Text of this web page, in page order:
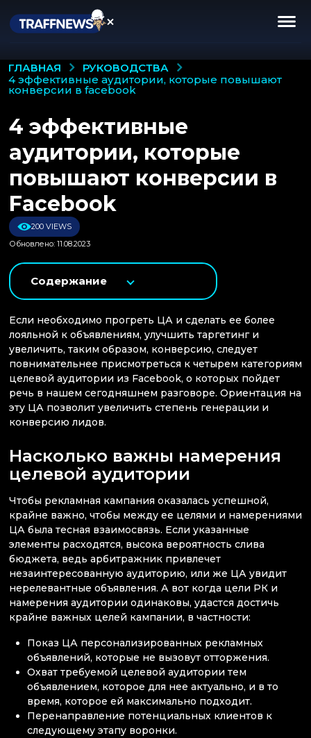
ГЛАВНАЯ
РУКОВОДСТВА
4 эффективные аудитории, которые повышают
конверсии в facebook
4 эффективные
аудитории, которые
повышают конверсии в
Facebook
200 VIEWS
Обновлено: 11.08.2023
Содержание
Если необходимо прогреть ЦА и сделать ее более
лояльной к объявлениям, улучшить таргетинг и
увеличить, таким образом, конверсию, следует
повнимательнее присмотреться к четырем категориям
целевой аудитории из Facebook, о которых пойдет
речь в нашем сегодняшнем разговоре. Ориентация на
эту ЦА позволит увеличить степень генерации и
конверсию лидов.
Насколько важны намерения
целевой аудитории
Чтобы рекламная кампания оказалась успешной,
крайне важно, чтобы между ее целями и намерениями
ЦА была тесная взаимосвязь. Если указанные
элементы расходятся, высока вероятность слива
бюджета, ведь арбитражник привлечет
незаинтересованную аудиторию, или же ЦА увидит
нерелевантные объявления. А вот когда цели РК и
намерения аудитории одинаковы, удастся достичь
крайне важных целей кампании, в частности:
Показ ЦА персонализированных рекламных
объявлений, которые не вызовут отторжения.
Охват требуемой целевой аудитории тем
объявлением, которое для нее актуально, и в то
время, которое ей максимально подходит.
Перенаправление потенциальных клиентов к
следующему этапу воронки.